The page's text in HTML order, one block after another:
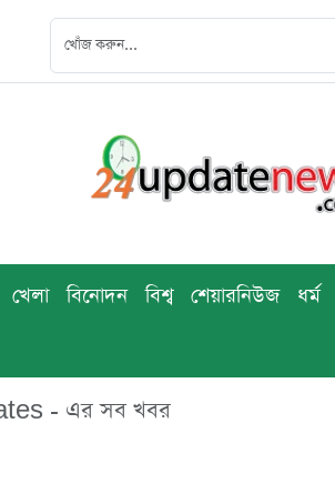
খেলা বিনোদন বিশ্ব শেয়ারনিউজ ধর্ম
- এর সব খবর